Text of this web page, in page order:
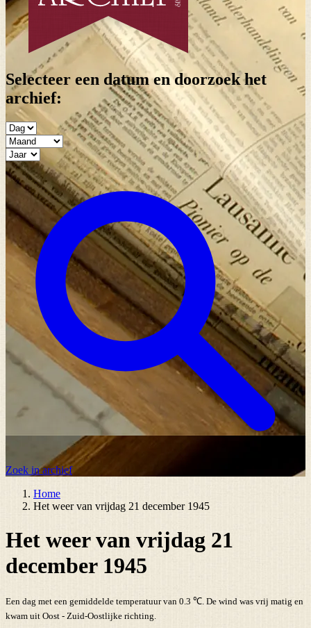
Selecteer een datum en doorzoek het
archief:
Zoek in archief
Home
Het weer van vrijdag 21 december 1945
Het weer van vrijdag 21
december 1945
Een dag met een gemiddelde temperatuur van 0.3 ℃. De wind was vrij matig en
kwam uit Oost - Zuid-Oostlijke richting.